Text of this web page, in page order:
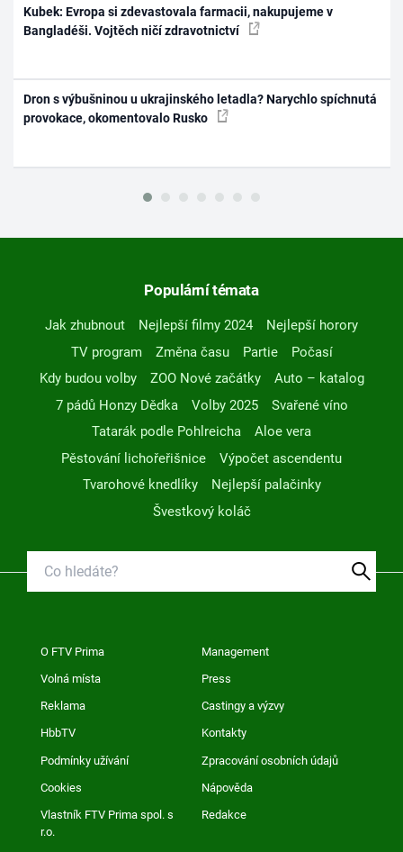
Kubek: Evropa si zdevastovala farmacii, nakupujeme v
Bangladéši. Vojtěch ničí zdravotnictví
Dron s výbušninou u ukrajinského letadla? Narychlo spíchnutá
provokace, okomentovalo Rusko
Populární témata
Jak zhubnout Nejlepší filmy 2024
Nejlepší horory
TV program
Změna času Partie
Počasí
Kdy budou volby
ZOO Nové začátky
Auto – katalog
7 pádů Honzy Dědka
Volby 2025
Svařené víno
Tatarák podle Pohlreicha
Aloe vera
Pěstování lichořeřišnice
Výpočet ascendentu
Tvarohové knedlíky
Nejlepší palačinky
Švestkový koláč
O FTV Prima Management
Volná místa Press
Reklama Castingy a výzvy
HbbTV Kontakty
Podmínky užívání Zpracování osobních údajů
Cookies Nápověda
Vlastník FTV Prima spol. s
r.o.
Redakce